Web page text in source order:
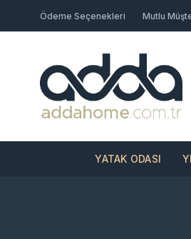
Ödeme Seçenekleri Mutlu
YATAK ODASI